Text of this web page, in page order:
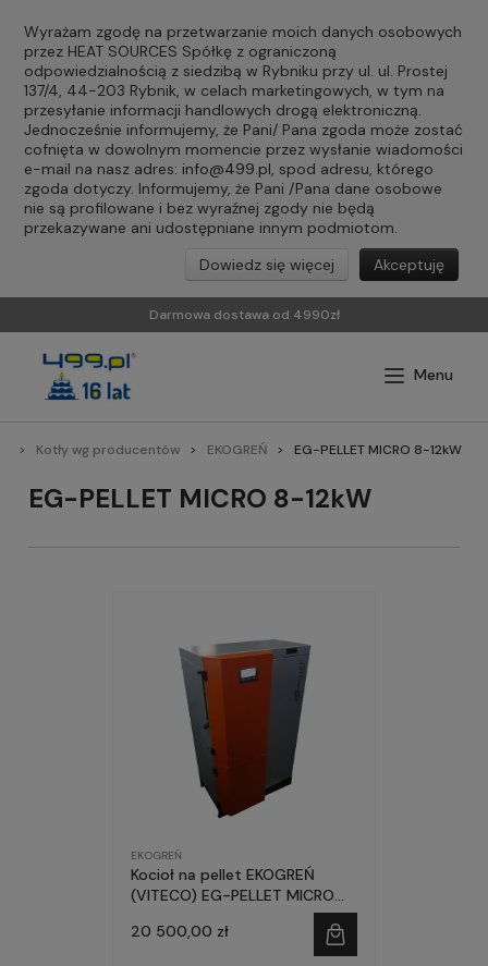
Wyrażam zgodę na przetwarzanie moich danych osobowych
przez HEAT SOURCES Spółkę z ograniczoną
odpowiedzialnością z siedzibą w Rybniku przy ul. ul. Prostej
137/4, 44-203 Rybnik, w celach marketingowych, w tym na
przesyłanie informacji handlowych drogą elektroniczną.
Jednocześnie informujemy, że Pani/ Pana zgoda może zostać
cofnięta w dowolnym momencie przez wysłanie wiadomości
e-mail na nasz adres: info@499.pl, spod adresu, którego
zgoda dotyczy. Informujemy, że Pani /Pana dane osobowe
nie są profilowane i bez wyraźnej zgody nie będą
przekazywane ani udostępniane innym podmiotom.
Akceptuję
Dowiedz się więcej
Darmowa dostawa od 4990zł
Kotły wg producentów EKOGREŃ EG-PELLET MICRO 8-12kW
EG-PELLET MICRO 8-12kW
EKOGREŃ
Kocioł na pellet EKOGREŃ
(VITECO) EG-PELLET MICRO
20 500,00 zł